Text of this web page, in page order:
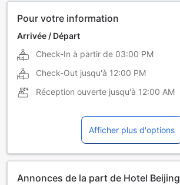
Pour votre information
Arrivée / Départ
Check-In à partir de 03:00 PM
Check-Out jusqu'à 12:00 PM
Réception ouverte jusqu'à 12:00 AM
Afficher plus d'options
Annonces de la part de Hotel Beijing